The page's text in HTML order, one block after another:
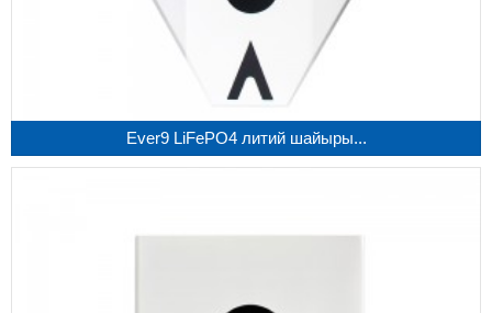
Ever9 LiFePO4 литий шайыры...